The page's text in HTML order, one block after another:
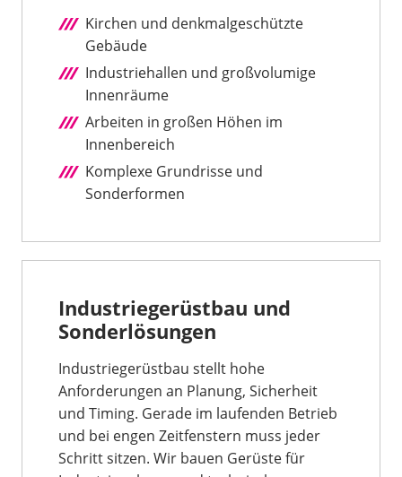
Kirchen und denkmalgeschützte
Gebäude
Industriehallen und großvolumige
Innenräume
Arbeiten in großen Höhen im
Innenbereich
Komplexe Grundrisse und
Sonderformen
Industriegerüstbau und
Sonderlösungen
Industriegerüstbau stellt hohe
Anforderungen an Planung, Sicherheit
und Timing. Gerade im laufenden Betrieb
und bei engen Zeitfenstern muss jeder
Schritt sitzen. Wir bauen Gerüste für